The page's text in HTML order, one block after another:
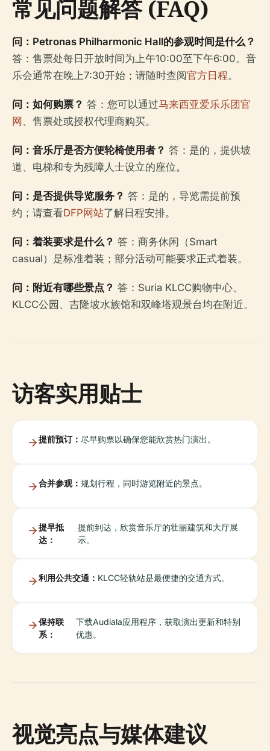
常见问题解答 (FAQ)
问：Petronas Philharmonic Hall的参观时间是什么？
答：售票处每日开放时间为上午10:00至下午6:00。音
乐会通常在晚上7:30开始；请随时查阅官方日程。
问：如何购票？ 答：您可以通过马来西亚爱乐乐团官
网 、售票处或授权代理商购买。
问：音乐厅是否方便轮椅使用者？ 答：是的，提供坡
道、电梯和专为残障人士设立的座位。
问：是否提供导览服务？ 答：是的，导览需提前预
约；请查看DFP网站了解日程安排。
问：着装要求是什么？ 答：商务休闲（Smart
casual）是标准着装；部分活动可能要求正式着装。
问：附近有哪些景点？ 答：Suria KLCC购物中心、
KLCC公园、吉隆坡水族馆和双峰塔观景台均在附近。
访客实用贴士
提前预订： 尽早购票以确保您能欣赏热门演出。
合并参观： 规划行程，同时游览附近的景点。
提早抵
达：
提前到达，欣赏音乐厅的壮丽建筑和大厅展
示。
利用公共交通： KLCC轻轨站是最便捷的交通方式。
保持联
系：
下载Audiala应用程序，获取演出更新和特别
优惠。
视觉亮点与媒体建议